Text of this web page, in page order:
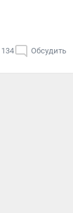
134 Обсудить